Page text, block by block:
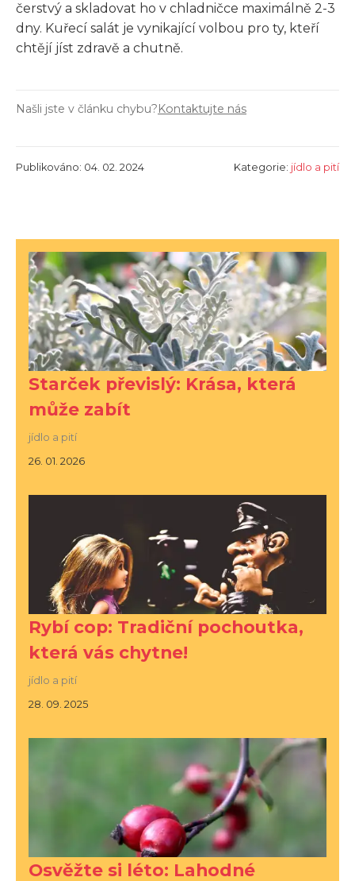
čerstvý a skladovat ho v chladničce maximálně 2-3
dny. Kuřecí salát je vynikající volbou pro ty, kteří
chtějí jíst zdravě a chutně.
Našli jste v článku chybu?Kontaktujte nás
Publikováno: 04. 02. 2024 Kategorie: jídlo a pití
Starček převislý: Krása, která
může zabít
jídlo a pití
26. 01. 2026
Rybí cop: Tradiční pochoutka,
která vás chytne!
jídlo a pití
28. 09. 2025
Osvěžte si léto: Lahodné